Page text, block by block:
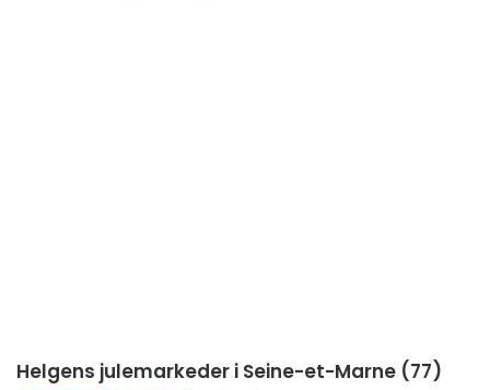
Helgens julemarkeder i Seine-et-Marne (77)